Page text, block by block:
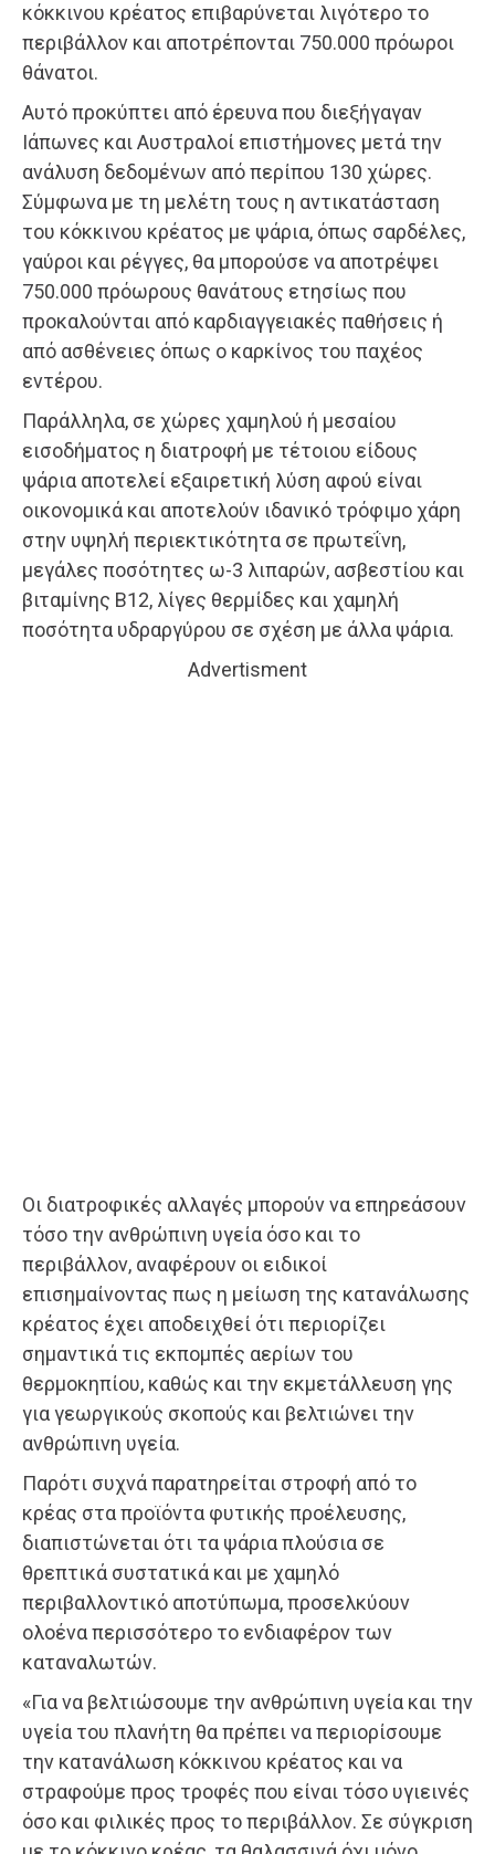
κόκκινου κρέατος επιβαρύνεται λιγότερο το
περιβάλλον και αποτρέπονται 750.000 πρόωροι
θάνατοι.
Αυτό προκύπτει από έρευνα που διεξήγαγαν
Ιάπωνες και Αυστραλοί επιστήμονες μετά την
ανάλυση δεδομένων από περίπου 130 χώρες.
Σύμφωνα με τη μελέτη τους η αντικατάσταση
του κόκκινου κρέατος με ψάρια, όπως σαρδέλες,
γαύροι και ρέγγες, θα μπορούσε να αποτρέψει
750.000 πρόωρους θανάτους ετησίως που
προκαλούνται από καρδιαγγειακές παθήσεις ή
από ασθένειες όπως ο καρκίνος του παχέος
εντέρου.
Παράλληλα, σε χώρες χαμηλού ή μεσαίου
εισοδήματος η διατροφή με τέτοιου είδους
ψάρια αποτελεί εξαιρετική λύση αφού είναι
οικονομικά και αποτελούν ιδανικό τρόφιμο χάρη
στην υψηλή περιεκτικότητα σε πρωτεΐνη,
μεγάλες ποσότητες ω-3 λιπαρών, ασβεστίου και
βιταμίνης Β12, λίγες θερμίδες και χαμηλή
ποσότητα υδραργύρου σε σχέση με άλλα ψάρια.
Advertisment
Οι διατροφικές αλλαγές μπορούν να επηρεάσουν
τόσο την ανθρώπινη υγεία όσο και το
περιβάλλον, αναφέρουν οι ειδικοί
επισημαίνοντας πως η μείωση της κατανάλωσης
κρέατος έχει αποδειχθεί ότι περιορίζει
σημαντικά τις εκπομπές αερίων του
θερμοκηπίου, καθώς και την εκμετάλλευση γης
για γεωργικούς σκοπούς και βελτιώνει την
ανθρώπινη υγεία.
Παρότι συχνά παρατηρείται στροφή από το
κρέας στα προϊόντα φυτικής προέλευσης,
διαπιστώνεται ότι τα ψάρια πλούσια σε
θρεπτικά συστατικά και με χαμηλό
περιβαλλοντικό αποτύπωμα, προσελκύουν
ολοένα περισσότερο το ενδιαφέρον των
καταναλωτών.
«Για να βελτιώσουμε την ανθρώπινη υγεία και την
υγεία του πλανήτη θα πρέπει να περιορίσουμε
την κατανάλωση κόκκινου κρέατος και να
στραφούμε προς τροφές που είναι τόσο υγιεινές
όσο και φιλικές προς το περιβάλλον. Σε σύγκριση